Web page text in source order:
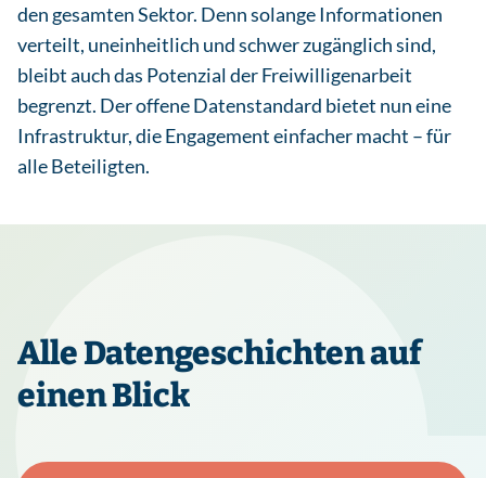
den gesamten Sektor. Denn solange Informationen
verteilt, uneinheitlich und schwer zugänglich sind,
bleibt auch das Potenzial der Freiwilligenarbeit
begrenzt. Der offene Datenstandard bietet nun eine
Infrastruktur, die Engagement einfacher macht – für
alle Beteiligten.
Alle Datengeschichten auf
einen Blick